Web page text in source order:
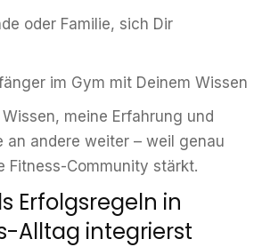
oder Familie, sich Dir
im Gym mit Deinem Wissen
meine Erfahrung und
an andere weiter – weil genau
Fitness-Community stärkt.
Erfolgsregeln in
Alltag integrierst